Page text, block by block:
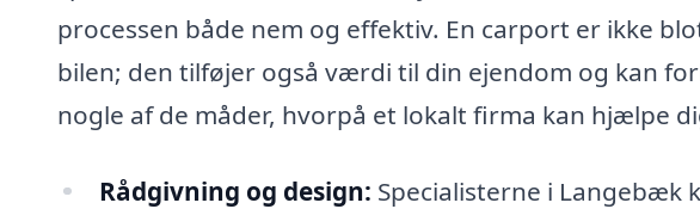
processen både nem og effektiv. En carport er ikke
bilen; den tilføjer også værdi til din ejendom og kan
nogle af de måder, hvorpå et lokalt firma kan hjælpe
Rådgivning og design: Specialisterne i Langebæk